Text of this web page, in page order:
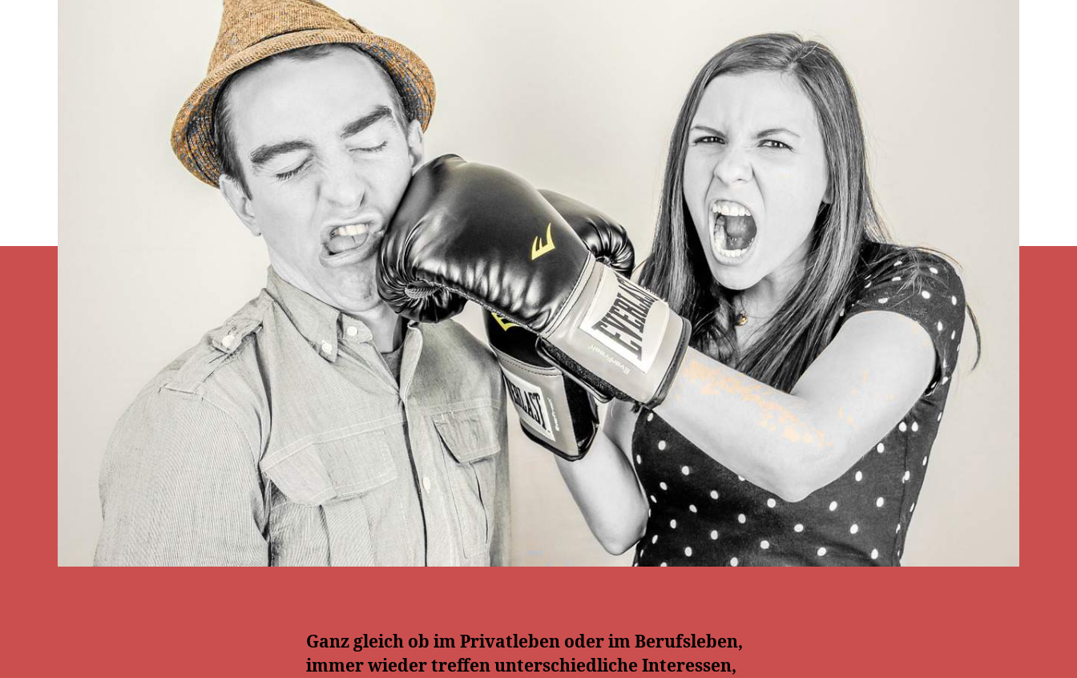
Ganz gleich ob im Privatleben oder im Berufsleben,
immer wieder treffen unterschiedliche Interessen,